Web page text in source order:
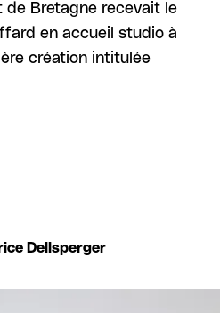
de Bretagne recevait le
en accueil studio à
création intitulée
Dellsperger